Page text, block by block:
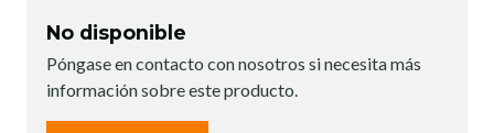
No disponible
Póngase en contacto con nosotros si necesita más
información sobre este producto.